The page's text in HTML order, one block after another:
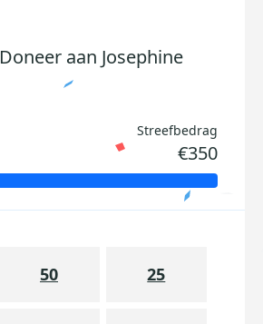
Doneer aan Josephine
Streefbedrag
€350
50 25